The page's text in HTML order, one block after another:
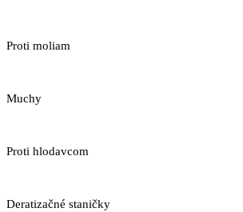
Proti moliam
Muchy
Proti hlodavcom
Deratizačné staničky